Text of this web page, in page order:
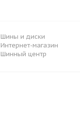
Шины и диски
Интернет-магазин
Шинный центр